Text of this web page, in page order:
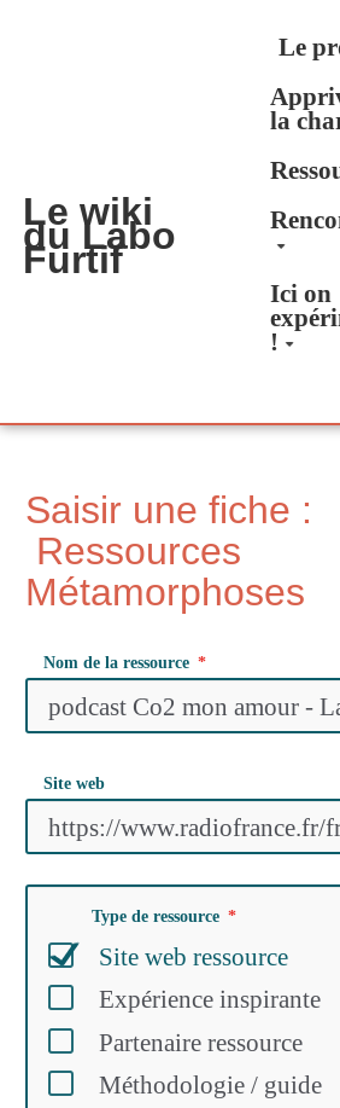
Aller au contenu principal
Le wiki
du Labo
Furtif
Le
la
Ici on
!
Saisir une fiche :
Ressources
Métamorphoses
Nom de la ressource
Site web
Type de ressource
Site web ressource
Expérience inspirante
Partenaire ressource
Méthodologie / guide